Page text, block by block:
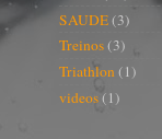
SAUDE(3)
Treinos(3)
Triathlon (1)
videos(1)